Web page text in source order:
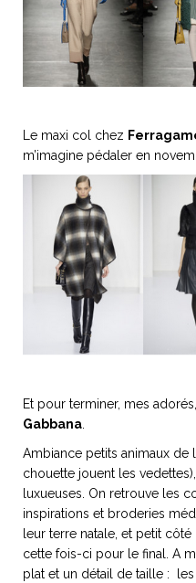
Le maxi col chez
m’imagine pédaler en
Et pour terminer, mes
Gabbana
Ambiance petits animaux de
chouette jouent les
luxueuses. On retrouve les
inspirations et broderies
leur terre natale, et petit côté
cette fois-ci pour le final. A
plat et un détail de taille : les